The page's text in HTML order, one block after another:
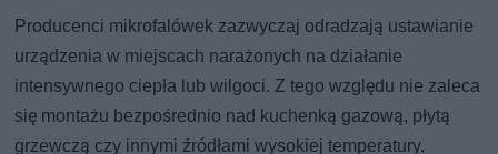
Producenci mikrofalówek zazwyczaj odradzają ustawianie
urządzenia w miejscach narażonych na działanie
intensywnego ciepła lub wilgoci. Z tego względu nie zaleca
się montażu bezpośrednio nad kuchenką gazową, płytą
grzewczą czy innymi źródłami wysokiej temperatury.